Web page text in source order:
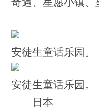
奇遇、星愿小镇、
安徒生童话乐园。
安徒生童话乐园。
日本